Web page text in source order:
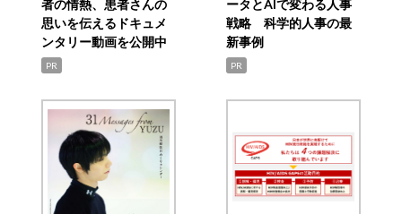
者の情熱、患者さんの
思いを伝えるドキュメ
ンタリー動画を公開中
PR
ータとAIで変わる人事
戦略 科学的人事の最
新事例
PR